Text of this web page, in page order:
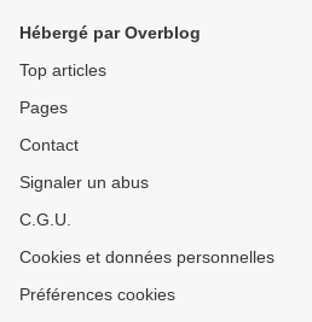
Hébergé par Overblog
Top articles
Pages
Contact
Signaler un abus
C.G.U.
Cookies et données personnelles
Préférences cookies